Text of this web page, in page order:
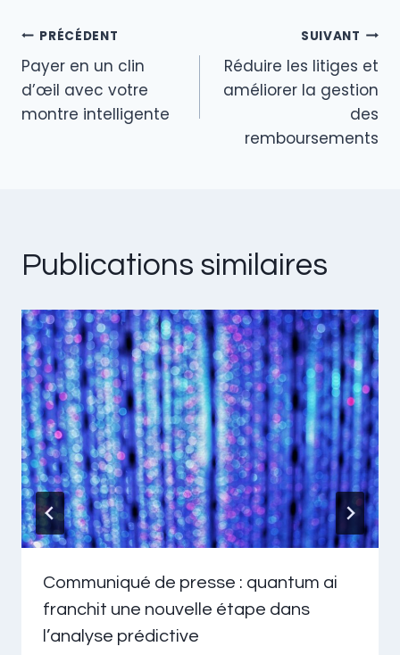
n o
o
k
Navigation
de
PRÉCÉDENT
Payer en un clin
d’œil avec votre
montre intelligente
SUIVANT
Réduire les litiges et
améliorer la gestion
des
remboursements
Publications similaires
Communiqué de presse : quantum ai
franchit une nouvelle étape dans
l’analyse prédictive